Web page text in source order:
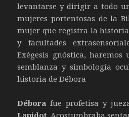
levantarse y dirigir a todo
mujeres portentosas de la
mujer que registra la
y facultades
Exégesis gnóstica,
semblanza y simbología
historia de Débora
Débora fue profetisa y